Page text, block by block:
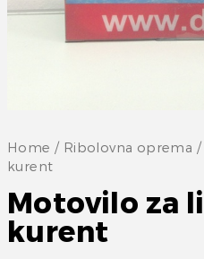
Home / Ribolovna oprema /
kurent
Motovilo za
kurent